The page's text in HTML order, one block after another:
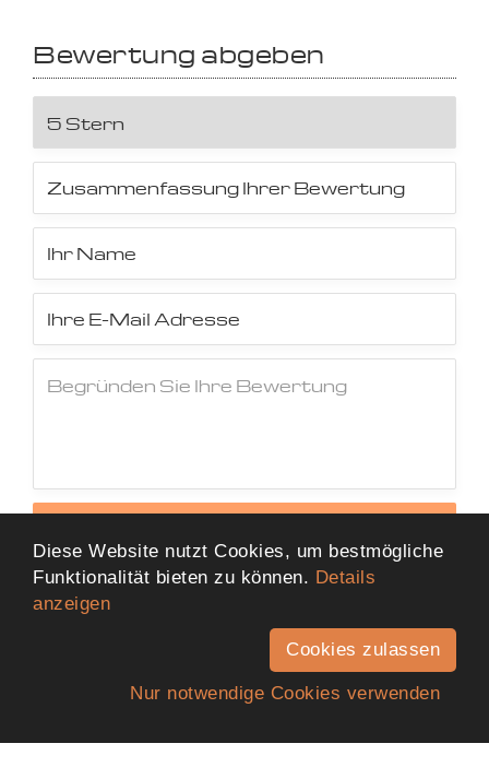
Bewertung abgeben
Diese Website nutzt Cookies, um bestmögliche
Funktionalität bieten zu können. Details
anzeigen
Cookies zulassen
Nur notwendige Cookies verwenden